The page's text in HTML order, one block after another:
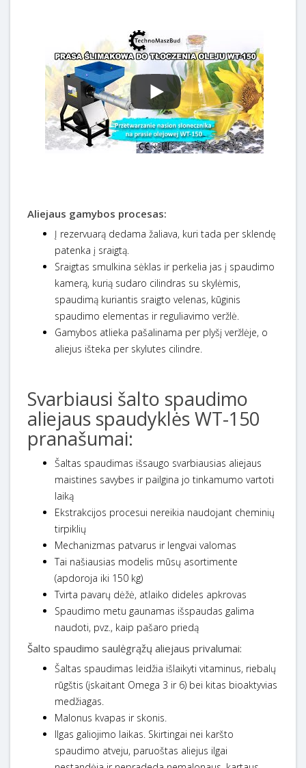
Aliejaus gamybos procesas:
Į rezervuarą dedama žaliava, kuri tada per sklendę
patenka į sraigtą.
Sraigtas smulkina sėklas ir perkelia jas į spaudimo
kamerą, kurią sudaro cilindras su skylėmis,
spaudimą kuriantis sraigto velenas, kūginis
spaudimo elementas ir reguliavimo veržlė.
Gamybos atlieka pašalinama per plyšį veržlėje, o
aliejus išteka per skylutes cilindre.
Svarbiausi šalto spaudimo
aliejaus spaudyklės WT-150
pranašumai:
Šaltas spaudimas išsaugo svarbiausias aliejaus
maistines savybes ir pailgina jo tinkamumo vartoti
laiką
Ekstrakcijos procesui nereikia naudojant cheminių
tirpiklių
Mechanizmas patvarus ir lengvai valomas
Tai našiausias modelis mūsų asortimente
(apdoroja iki 150 kg)
Tvirta pavarų dėžė, atlaiko dideles apkrovas
Spaudimo metu gaunamas išspaudas galima
naudoti, pvz., kaip pašaro priedą
Šalto spaudimo saulėgrąžų aliejaus privalumai:
Šaltas spaudimas leidžia išlaikyti vitaminus, riebalų
rūgštis (įskaitant Omega 3 ir 6) bei kitas bioaktyvias
medžiagas.
Malonus kvapas ir skonis.
Ilgas galiojimo laikas. Skirtingai nei karšto
spaudimo atveju, paruoštas aliejus ilgai